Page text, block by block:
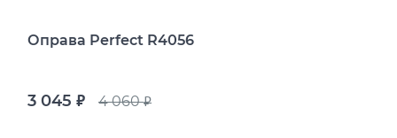
Оправа Perfect R4056
3 045 руб. 4 060руб.